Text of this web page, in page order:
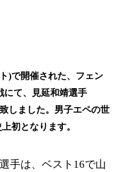
)で開催された、フェン
にて、見延和靖選手
しました。男子エペの世
初となります。
手は、ベスト16で山